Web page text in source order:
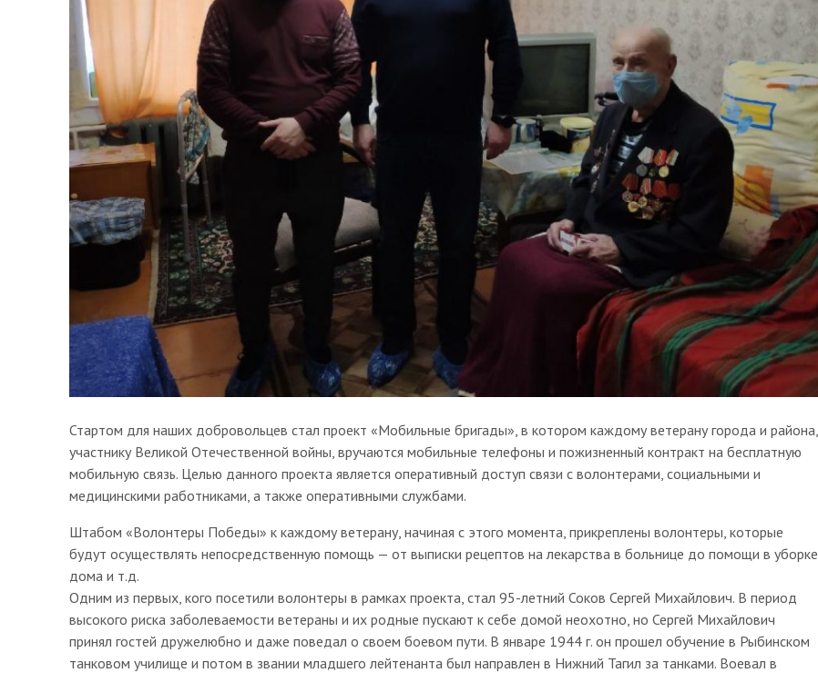
Стартом для наших добровольцев стал проект «Мобильные бригады», в котором каждому ветерану города и района,
участнику Великой Отечественной войны, вручаются мобильные телефоны и пожизненный контракт на бесплатную
мобильную связь. Целью данного проекта является оперативный доступ связи с волонтерами, социальными и
медицинскими работниками, а также оперативными службами.
Штабом «Волонтеры Победы» к каждому ветерану, начиная с этого момента, прикреплены волонтеры, которые
будут осуществлять непосредственную помощь — от выписки рецептов на лекарства в больнице до помощи в уборке
дома и т.д.
Одним из первых, кого посетили волонтеры в рамках проекта, стал 95-летний Соков Сергей Михайлович. В период
высокого риска заболеваемости ветераны и их родные пускают к себе домой неохотно, но Сергей Михайлович
принял гостей дружелюбно и даже поведал о своем боевом пути. В январе 1944 г. он прошел обучение в Рыбинском
танковом училище и потом в звании младшего лейтенанта был направлен в Нижний Тагил за танками. Воевал в